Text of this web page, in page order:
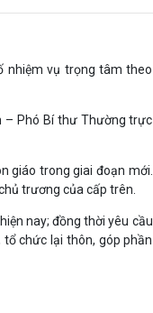
nhiệm vụ trọng tâm theo
– Phó Bí thư Thường trực
giáo trong giai đoạn mới.
trương của cấp trên.
nay; đồng thời yêu cầu
chức lại thôn, góp phần